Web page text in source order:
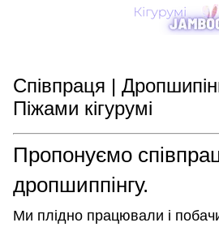
Співпраця |
Піжами кігурумі
Пропонуємо
дропшиппінгу.
Ми плідно працювали і